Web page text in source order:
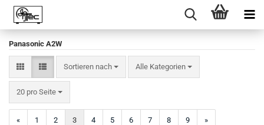
Panasonic A2W
Sortieren nach
Sortieren nach Alle Kategorien
20 pro Seite
pro Seite
« 1 2 3 4 5 6 7 8 9 »